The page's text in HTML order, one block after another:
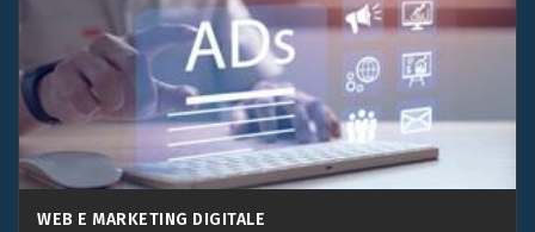
WEB E MARKETING DIGITALE